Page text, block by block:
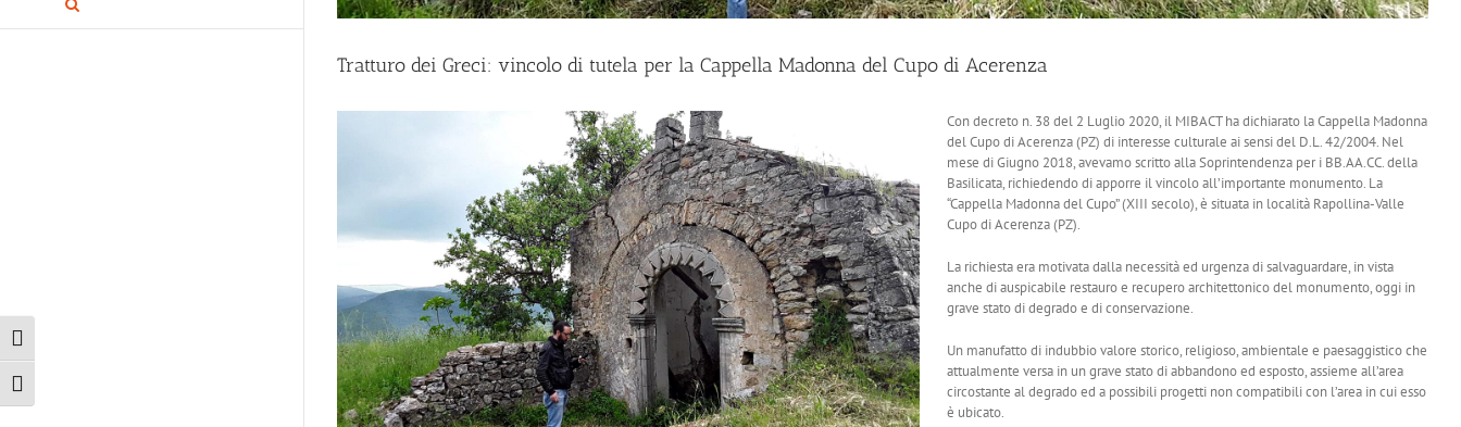
Attiva/disattiva alto contrasto
Attiva/disattiva dimensione testo
Tratturo dei Greci: vincolo di tutela per la Cappella Madonna del Cupo di Acerenza
Con decreto n. 38 del 2 Luglio 2020, il MIBACT ha dichiarato la Cappella Madonna
del Cupo di Acerenza (PZ) di interesse culturale ai sensi del D.L. 42/2004. Nel
mese di Giugno 2018, avevamo scritto alla Soprintendenza per i BB.AA.CC. della
Basilicata, richiedendo di apporre il vincolo all’importante monumento. La
“Cappella Madonna del Cupo” (XIII secolo), è situata in località Rapollina-Valle
Cupo di Acerenza (PZ).
La richiesta era motivata dalla necessità ed urgenza di salvaguardare, in vista
anche di auspicabile restauro e recupero architettonico del monumento, oggi in
grave stato di degrado e di conservazione.
Un manufatto di indubbio valore storico, religioso, ambientale e paesaggistico che
attualmente versa in un grave stato di abbandono ed esposto, assieme all’area
circostante al degrado ed a possibili progetti non compatibili con l’area in cui esso
è ubicato.